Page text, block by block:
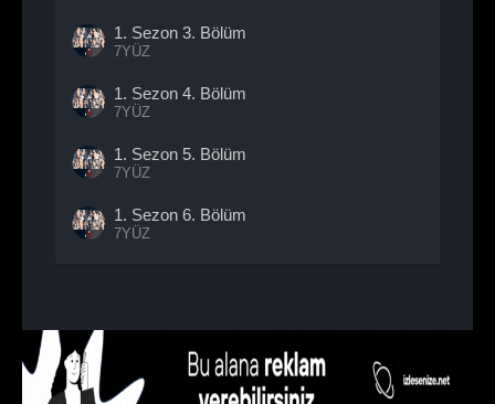
1. Sezon 3. Bölüm
7YÜZ
1. Sezon 4. Bölüm
7YÜZ
1. Sezon 5. Bölüm
7YÜZ
1. Sezon 6. Bölüm
7YÜZ